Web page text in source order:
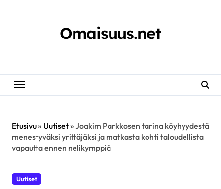
Omaisuus.net
Etusivu» Uutiset» Joakim Parkkosen tarina köyhyydestä
menestyväksi yrittäjäksi ja matkasta kohti taloudellista
vapautta ennen nelikymppiä
Uutiset